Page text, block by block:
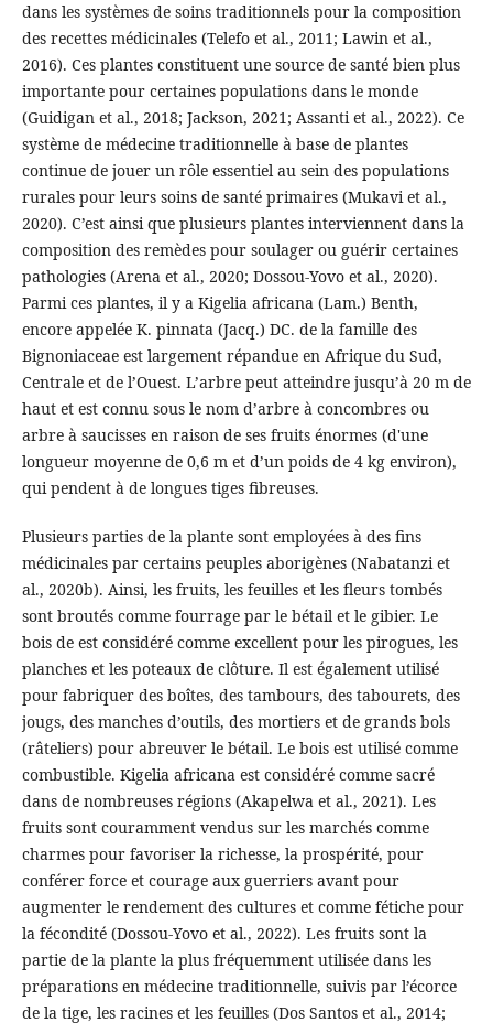
dans les systèmes de soins traditionnels pour la composition
des recettes médicinales (Telefo et al., 2011; Lawin et al.,
2016). Ces plantes constituent une source de santé bien plus
importante pour certaines populations dans le monde
(Guidigan et al., 2018; Jackson, 2021; Assanti et al., 2022). Ce
système de médecine traditionnelle à base de plantes
continue de jouer un rôle essentiel au sein des populations
rurales pour leurs soins de santé primaires (Mukavi et al.,
2020). C’est ainsi que plusieurs plantes interviennent dans la
composition des remèdes pour soulager ou guérir certaines
pathologies (Arena et al., 2020; Dossou-Yovo et al., 2020).
Parmi ces plantes, il y a Kigelia africana (Lam.) Benth,
encore appelée K. pinnata (Jacq.) DC. de la famille des
Bignoniaceae est largement répandue en Afrique du Sud,
Centrale et de l’Ouest. L’arbre peut atteindre jusqu’à 20 m de
haut et est connu sous le nom d’arbre à concombres ou
arbre à saucisses en raison de ses fruits énormes (d'une
longueur moyenne de 0,6 m et d’un poids de 4 kg environ),
qui pendent à de longues tiges fibreuses.
Plusieurs parties de la plante sont employées à des fins
médicinales par certains peuples aborigènes (Nabatanzi et
al., 2020b). Ainsi, les fruits, les feuilles et les fleurs tombés
sont broutés comme fourrage par le bétail et le gibier. Le
bois de est considéré comme excellent pour les pirogues, les
planches et les poteaux de clôture. Il est également utilisé
pour fabriquer des boîtes, des tambours, des tabourets, des
jougs, des manches d’outils, des mortiers et de grands bols
(râteliers) pour abreuver le bétail. Le bois est utilisé comme
combustible. Kigelia africana est considéré comme sacré
dans de nombreuses régions (Akapelwa et al., 2021). Les
fruits sont couramment vendus sur les marchés comme
charmes pour favoriser la richesse, la prospérité, pour
conférer force et courage aux guerriers avant pour
augmenter le rendement des cultures et comme fétiche pour
la fécondité (Dossou-Yovo et al., 2022). Les fruits sont la
partie de la plante la plus fréquemment utilisée dans les
préparations en médecine traditionnelle, suivis par l’écorce
de la tige, les racines et les feuilles (Dos Santos et al., 2014;